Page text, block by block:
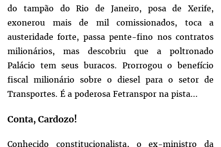
do tampão do Rio de Janeiro, posa de Xerife,
exonerou mais de mil comissionados, toca a
austeridade forte, passa pente-fino nos contratos
milionários, mas descobriu que a poltronado
Palácio tem seus buracos. Prorrogou o benefício
fiscal milionário sobre o diesel para o setor de
Transportes. É a poderosa Fetranspor na pista...
Conta, Cardozo!
Conhecido constitucionalista, o ex-ministro da